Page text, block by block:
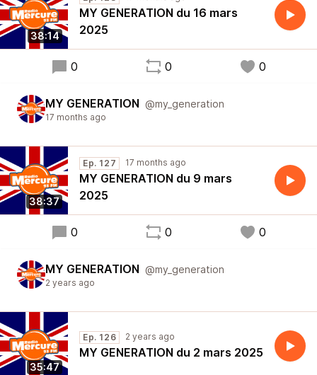
38:14
MY GENERATION du 16 mars
2025
0 0 0
MY GENERATION @my_generation
17 months ago
38:37
Ep. 127 17 months ago
MY GENERATION du 9 mars
2025
0 0 0
MY GENERATION @my_generation
2 years ago
35:47
Ep. 126 2 years ago
MY GENERATION du 2 mars 2025